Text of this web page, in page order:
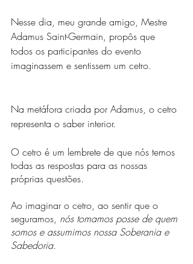
Nesse dia, meu grande amigo, Mestre
Adamus Saint-Germain, propôs que
todos os participantes do evento
imaginassem e sentissem um cetro.
Na metáfora criada por Adamus, o cetro
representa o saber interior.
O cetro é um lembrete de que nós temos
todas as respostas para as nossas
próprias questões.
Ao imaginar o cetro, ao sentir que o
seguramos, nós tomamos posse de quem
somos e assumimos nossa Soberania e
Sabedoria.